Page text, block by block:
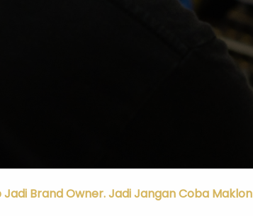
Jadi Brand Owner. Jadi Jangan Coba Maklon